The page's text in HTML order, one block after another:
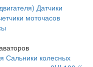
Датчики
моточасов
Сальники колесных